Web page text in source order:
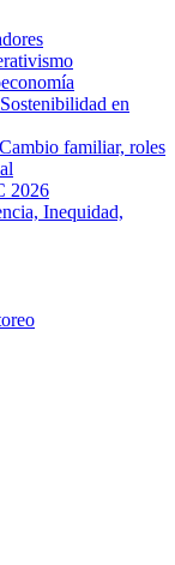
en
familiar, roles
2026
Inequidad,